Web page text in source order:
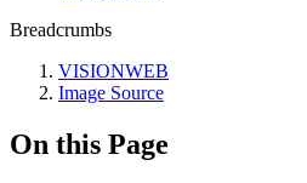
Breadcrumbs
VISIONWEB
Image Source
On this Page